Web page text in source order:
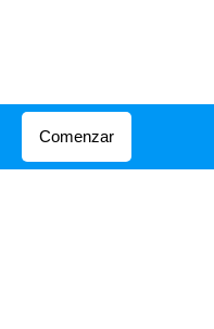
Comenzar